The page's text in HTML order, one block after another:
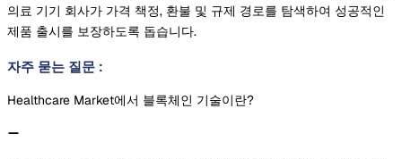
의료 기기 회사가 가격 책정, 환불 및 규제 경로를 탐색하여 성공적인
제품 출시를 보장하도록 돕습니다.
자주 묻는 질문 :
Healthcare Market에서 블록체인 기술이란?